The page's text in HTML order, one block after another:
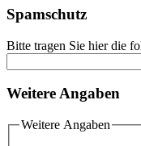
Spamschutz
Bitte tragen Sie hier die
Weitere Angaben
Weitere Angaben